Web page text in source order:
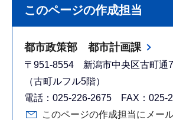
このページの作成担当
都市政策部 都市計画課
〒951-8554 新潟市中央区古町通
（古町ルフル5階）
電話：025-226-2675 FAX：025-
このページの作成担当にメー